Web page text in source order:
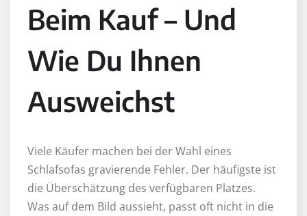
Beim Kauf – Und
Wie Du Ihnen
Ausweichst
Viele Käufer machen bei der Wahl eines
Schlafsofas gravierende Fehler. Der häufigste ist
die Überschätzung des verfügbaren Platzes.
Was auf dem Bild aussieht, passt oft nicht in die